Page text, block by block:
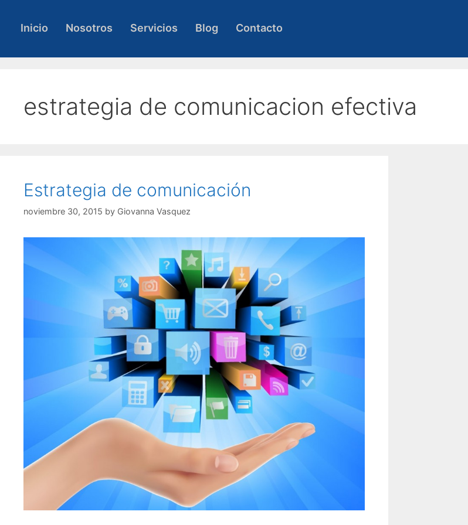
Inicio Nosotros Servicios Blog Contacto
estrategia de comunicacion efectiva
Estrategia de comunicación
noviembre 30, 2015 by Giovanna Vasquez